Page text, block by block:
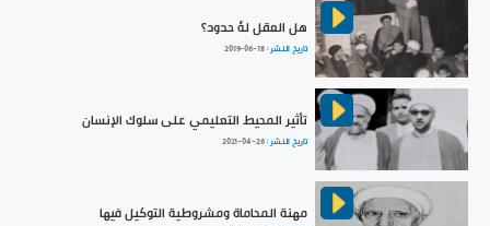
هل العقل لهُ حدود؟
تاريخ النشر :2019-06-18
تأثير المحيط التعليمي على سلوك الإنسان
تاريخ النشر :2021-04-26
مهنة المحاماة ومشروطية التوكيل فيها